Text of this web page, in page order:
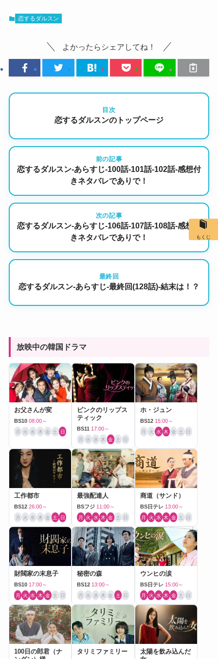
恋するダルスン
よかったらシェアしてね！
目次
恋するダルスンのトップページ
前の記事
恋するダルスン-あらすじ-100話-101話-102話-感想付
きネタバレでありで！
次の記事
恋するダルスン-あらすじ-106話-107話-108話-感想付
きネタバレでありで！
最終回
恋するダルスン-あらすじ-最終回(128話)-結末は！？
放映中の韓国ドラマ
お父さんが変
BS10 08:00～
月 火 水 木 金 土 日
ピンクのリップス
ティック
BS11 17:00～
月 火 水 木 金 土 日
ホ・ジュン
BS12 15:00～
月 火 水 木 金 土 日
工作都市
BS12 26:00～
月 火 水 木 金 土 日
最強配達人
BSフジ 11:00～
月 火 水 木 金 土 日
商道（サンド）
BS日テレ 13:00～
月 火 水 木 金 土 日
財閥家の末息子
BS10 17:00～
月 火 水 木 金 土 日
秘密の森
BS12 13:00～
月 火 水 木 金 土 日
ウンヒの涙
BS日テレ 15:00～
月 火 水 木 金 土 日
100日の郎君（ナ
タリミファミリー
太陽を飲み込んだ
もくじ